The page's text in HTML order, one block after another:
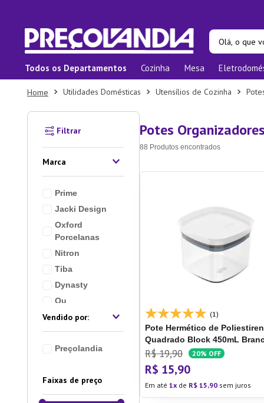
Olá, o que
Todos os Departamentos Cozinha Mesa
Utilidades Domésticas Utensílios de Cozinha
Marca
Prime
Jacki Design
Oxford
Porcelanas
Nitron
Tiba
Dynasty
Ou
Coza
Sanremo
Prafesta
Preçolandia
Faixas de preço
Potes
88 Produtos
(1)
Pote Hermético de
Quadrado Block 450mL
Ou
R$ 19,90 20% OFF
R$ 15,90
Em até1 de R$ 15,90 sem juros
Termos
1º
3º
5º
8º
10º